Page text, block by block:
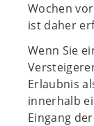
Wochen
ist daher
Wenn Sie
Erlaubnis
innerhalb
Eingang